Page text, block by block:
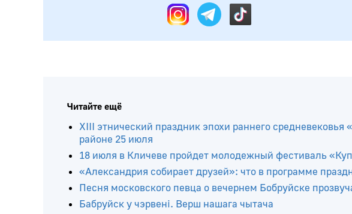
Подписывайтесь на нас в:
Читайте ещё
ХIII этнический праздник эпохи раннего средневековья
районе 25 июля
18 июля в Кличеве пройдет молодежный фестиваль